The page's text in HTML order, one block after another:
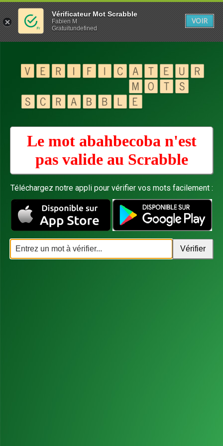
Le mot abahbecoba n'est
pas valide au Scrabble
Téléchargez notre appli pour vérifier vos mots facilement :
Vérificateur Mot Scrabble
Fabien M
Gratuitundefined
VOIR